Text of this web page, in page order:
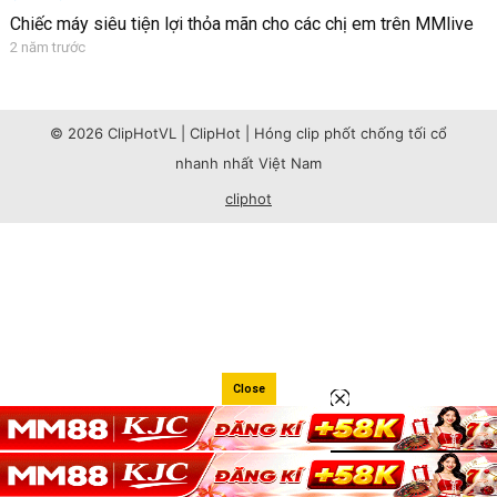
Chiếc máy siêu tiện lợi thỏa mãn cho các chị em trên MMlive
2 năm trước
© 2026 ClipHotVL | ClipHot | Hóng clip phốt chống tối cổ
nhanh nhất Việt Nam
cliphot
Close